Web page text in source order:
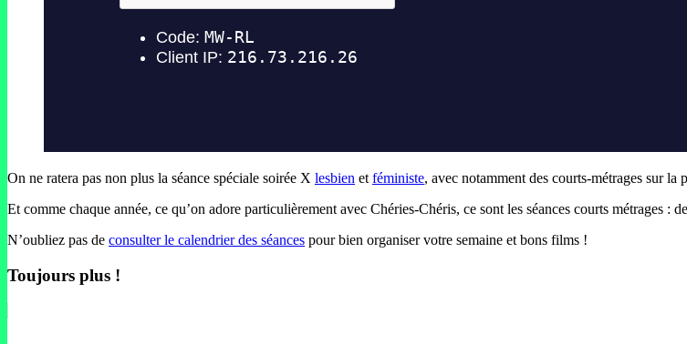
On ne ratera pas non plus la séance spéciale soirée X lesbien et féministe, avec notamment des courts-métrages sur la
Et comme chaque année, ce qu’on adore particulièrement avec Chéries-Chéris, ce sont les séances courts métrages :
N’oubliez pas de consulter le calendrier des séances pour bien organiser votre semaine et bons films !
Toujours plus !